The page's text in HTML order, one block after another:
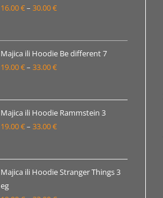
16.00€– 30.00€Raspon
od
16.00 €
do
Majica ili Hoodie Be different 7
19.00€– 33.00€Raspon
od
19.00 €
do
Majica ili Hoodie Rammstein 3
19.00€– 33.00€Raspon
od
19.00 €
Majica ili Hoodie Stranger Things 3
eg